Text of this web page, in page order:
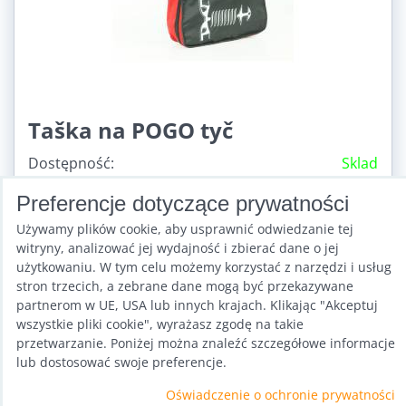
Taška na POGO tyč
Dostępność: Sklad
88,38 zł z VAT
176,94 złz VATZniżka 88,56 zł
Do Koszyka
Preferencje dotyczące prywatności
Używamy plików cookie, aby usprawnić odwiedzanie tej
witryny, analizować jej wydajność i zbierać dane o jej
użytkowaniu. W tym celu możemy korzystać z narzędzi i usług
stron trzecich, a zebrane dane mogą być przekazywane
partnerom w UE, USA lub innych krajach. Klikając "Akceptuj
wszystkie pliki cookie", wyrażasz zgodę na takie
przetwarzanie. Poniżej można znaleźć szczegółowe informacje
lub dostosować swoje preferencje.
Oświadczenie o ochronie prywatności